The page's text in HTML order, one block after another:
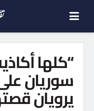
“كلها
سوريان
يرويان